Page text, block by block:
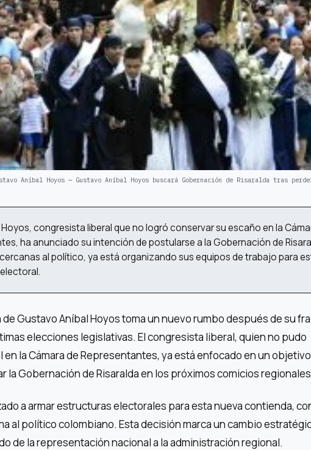
Aníbal Hoyos — Gustavo Aníbal Hoyos buscará Gobernación de Risaralda tras
congresista liberal que no logró conservar su escaño en la
ha anunciado su intención de postularse a la Gobernación de
al político, ya está organizando sus equipos de trabajo para
Gustavo Aníbal Hoyos toma un nuevo rumbo después de su
elecciones legislativas. El congresista liberal, quien no pudo
en la Cámara de Representantes, ya está enfocado en un objetivo
la Gobernación de Risaralda en los próximos comicios
a armar estructuras electorales para esta nueva contienda,
al político colombiano. Esta decisión marca un cambio
de la representación nacional a la administración regional.